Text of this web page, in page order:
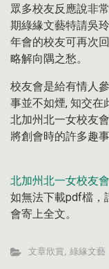
眾多校友反應說非
期綠緣文藝特請吳
年會的校友可再次
略解向隅之愁。
校友會是給有情人
事並不如煙, 知交在
北加州北一女校友
將創會時的許多趣
北加州北一女校友
如無法下載pdf檔，
會寄上全文。
文章欣賞, 綠緣文藝